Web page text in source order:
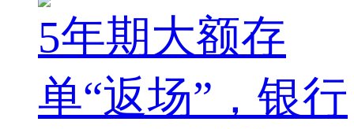
5年期大额存
单“返场”，银行